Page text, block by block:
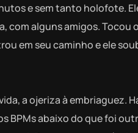
e sem tanto holofote.
com alguns amigos. Tocou
em seu caminho e ele
a ojeriza à embriaguez.
BPMs abaixo do que foi